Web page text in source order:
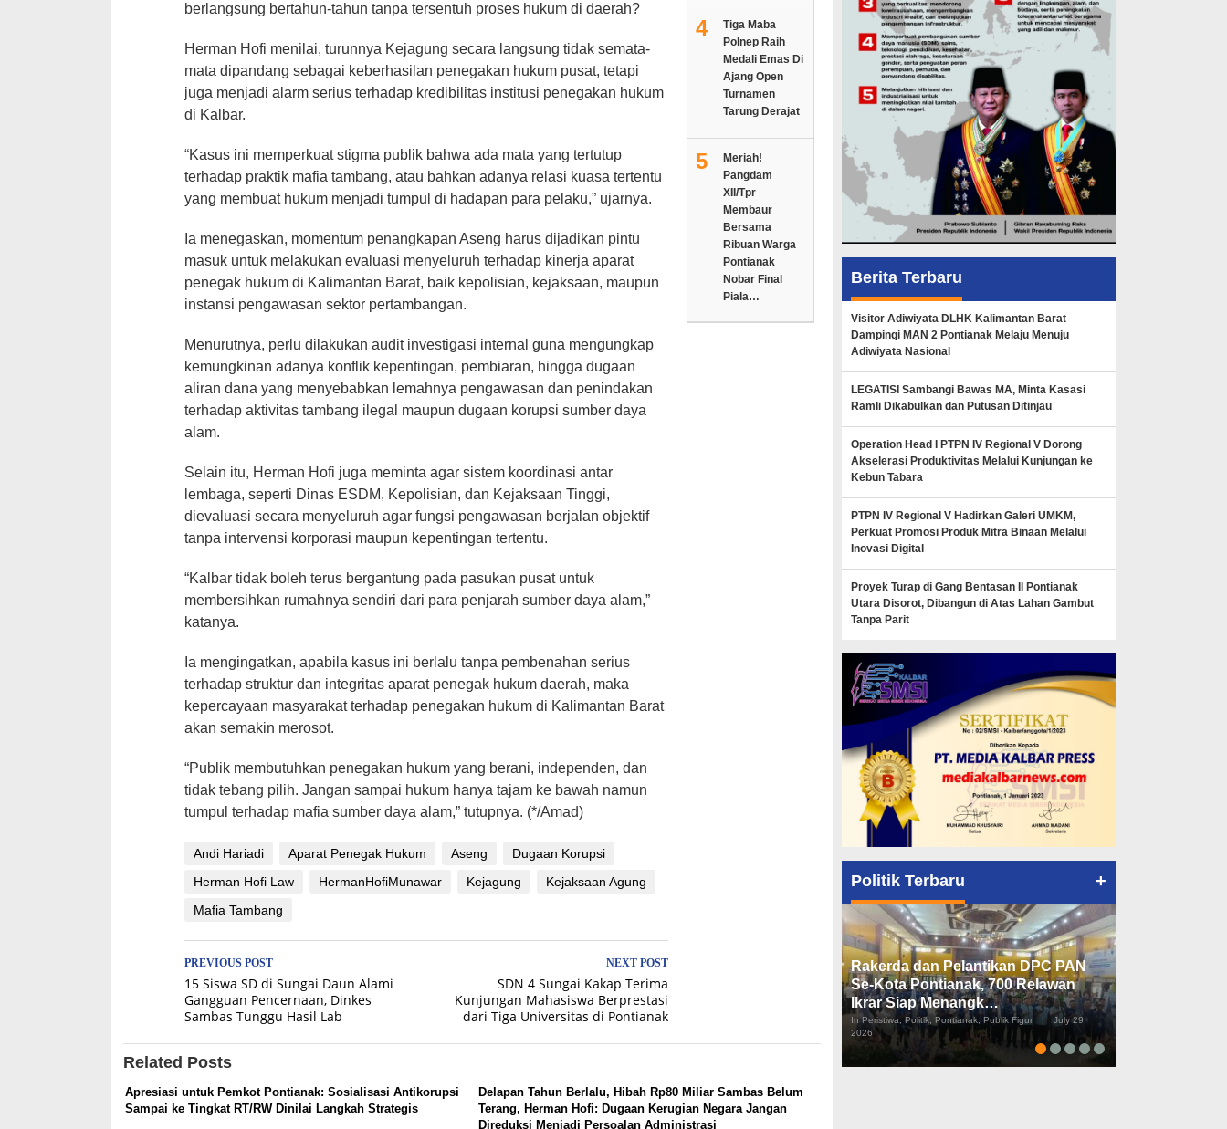
berlangsung bertahun-tahun tanpa tersentuh proses hukum di daerah?
Herman Hofi menilai, turunnya Kejagung secara langsung tidak semata-
mata dipandang sebagai keberhasilan penegakan hukum pusat, tetapi
juga menjadi alarm serius terhadap kredibilitas institusi penegakan hukum
di Kalbar.
“Kasus ini memperkuat stigma publik bahwa ada mata yang tertutup
terhadap praktik mafia tambang, atau bahkan adanya relasi kuasa tertentu
yang membuat hukum menjadi tumpul di hadapan para pelaku,” ujarnya.
Ia menegaskan, momentum penangkapan Aseng harus dijadikan pintu
masuk untuk melakukan evaluasi menyeluruh terhadap kinerja aparat
penegak hukum di Kalimantan Barat, baik kepolisian, kejaksaan, maupun
instansi pengawasan sektor pertambangan.
Menurutnya, perlu dilakukan audit investigasi internal guna mengungkap
kemungkinan adanya konflik kepentingan, pembiaran, hingga dugaan
aliran dana yang menyebabkan lemahnya pengawasan dan penindakan
terhadap aktivitas tambang ilegal maupun dugaan korupsi sumber daya
alam.
Selain itu, Herman Hofi juga meminta agar sistem koordinasi antar
lembaga, seperti Dinas ESDM, Kepolisian, dan Kejaksaan Tinggi,
dievaluasi secara menyeluruh agar fungsi pengawasan berjalan objektif
tanpa intervensi korporasi maupun kepentingan tertentu.
“Kalbar tidak boleh terus bergantung pada pasukan pusat untuk
membersihkan rumahnya sendiri dari para penjarah sumber daya alam,”
katanya.
Ia mengingatkan, apabila kasus ini berlalu tanpa pembenahan serius
terhadap struktur dan integritas aparat penegak hukum daerah, maka
kepercayaan masyarakat terhadap penegakan hukum di Kalimantan Barat
akan semakin merosot.
“Publik membutuhkan penegakan hukum yang berani, independen, dan
tidak tebang pilih. Jangan sampai hukum hanya tajam ke bawah namun
tumpul terhadap mafia sumber daya alam,” tutupnya. (*/Amad)
Andi Hariadi Aparat Penegak Hukum Aseng
Dugaan Korupsi
Herman Hofi Law
HermanHofiMunawar Kejagung
Kejaksaan Agung
Mafia Tambang
Post
navigation
PREVIOUS POST
15 Siswa SD di Sungai Daun Alami
Gangguan Pencernaan, Dinkes
Sambas Tunggu Hasil Lab
NEXT POST
SDN 4 Sungai Kakap Terima
Kunjungan Mahasiswa Berprestasi
dari Tiga Universitas di Pontianak
4
Tiga Maba
Polnep Raih
Medali Emas Di
Ajang Open
Turnamen
Tarung Derajat
5
Meriah!
Pangdam
XII/Tpr
Membaur
Bersama
Ribuan Warga
Pontianak
Nobar Final
Piala…
Related Posts
Apresiasi untuk Pemkot Pontianak: Sosialisasi Antikorupsi
Sampai ke Tingkat RT/RW Dinilai Langkah Strategis
Delapan Tahun Berlalu, Hibah Rp80 Miliar Sambas Belum
Terang, Herman Hofi: Dugaan Kerugian Negara Jangan
Direduksi Menjadi Persoalan Administrasi
Berita Terbaru
Visitor Adiwiyata DLHK Kalimantan Barat
Dampingi MAN 2 Pontianak Melaju Menuju
Adiwiyata Nasional
LEGATISI Sambangi Bawas MA, Minta Kasasi
Ramli Dikabulkan dan Putusan Ditinjau
Operation Head I PTPN IV Regional V Dorong
Akselerasi Produktivitas Melalui Kunjungan ke
Kebun Tabara
PTPN IV Regional V Hadirkan Galeri UMKM,
Perkuat Promosi Produk Mitra Binaan Melalui
Inovasi Digital
Proyek Turap di Gang Bentasan II Pontianak
Utara Disorot, Dibangun di Atas Lahan Gambut
Tanpa Parit
Politik Terbaru +
Rakerda dan Pelantikan DPC PAN
Se-Kota Pontianak, 700 Relawan
Ikrar Siap Menangk…
In Peristiwa, Politik, Pontianak, Publik Figur |
July 29,
2026